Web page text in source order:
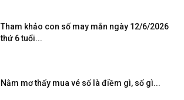
Tham khảo con số may mắn ngày 12/6/2026
thứ 6 tuổi...
Nằm mơ thấy mua vé số là điềm gì, số gì...